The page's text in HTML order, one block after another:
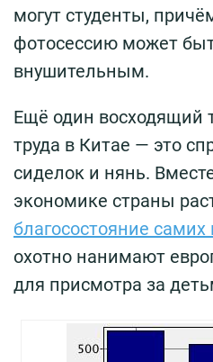
могут студенты,
фотосессию может
внушительным.
Ещё один восходящий
труда в Китае — это
сиделок и нянь.
экономике страны
благосостояние самих
охотно нанимают
для присмотра за